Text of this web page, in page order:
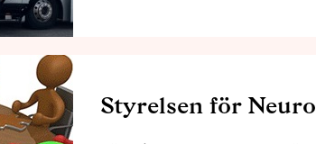
Styrelsen för